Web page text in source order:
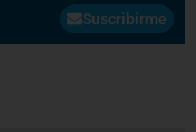
Suscribirme